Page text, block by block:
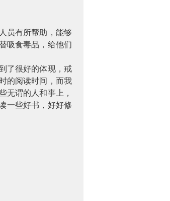
员有所帮助，能够
吸食毒品，给他们
了很好的体现，戒
的阅读时间，而我
无谓的人和事上，
一些好书，好好修